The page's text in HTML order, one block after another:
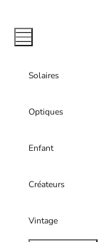
Menu
Solaires
Optiques
Enfant
Créateurs
Vintage